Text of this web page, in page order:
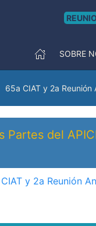
SOBRE
65a CIAT y 2a Reunión
Partes del
y 2a Reunión